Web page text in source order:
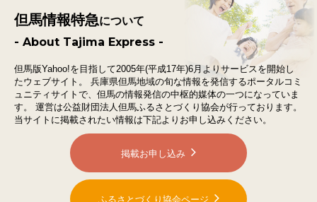
但馬情報特急について
- About Tajima Express -
但馬版Yahoo!を目指して2005年(平成17年)6月よりサービスを開始し
たウェブサイト。
兵庫県但馬地域の旬な情報を発信するポータルコミ
ュニティサイトで、 但馬の情報発信の中枢的媒体の一つになっていま
す。
運営は公益財団法人但馬ふるさとづくり協会が行っております。
当サイトに掲載されたい情報は下記よりお申し込みください。
掲載お申し込み
ふるさとづくり協会ページ